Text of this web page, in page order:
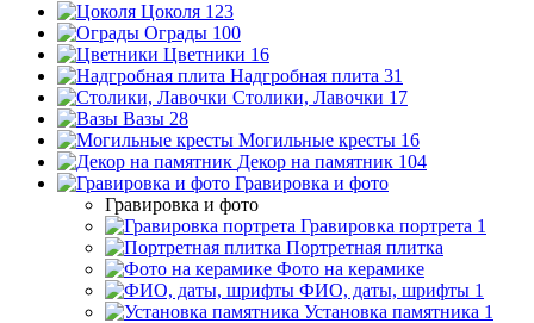
Цоколя 123
Ограды 100
Цветники 16
Надгробная плита 31
Столики, Лавочки 17
Вазы 28
Могильные кресты 16
Декор на памятник 104
Гравировка и фото
Гравировка и фото
Гравировка портрета 1
Портретная плитка
Фото на керамике
ФИО, даты, шрифты 1
Установка памятника 1